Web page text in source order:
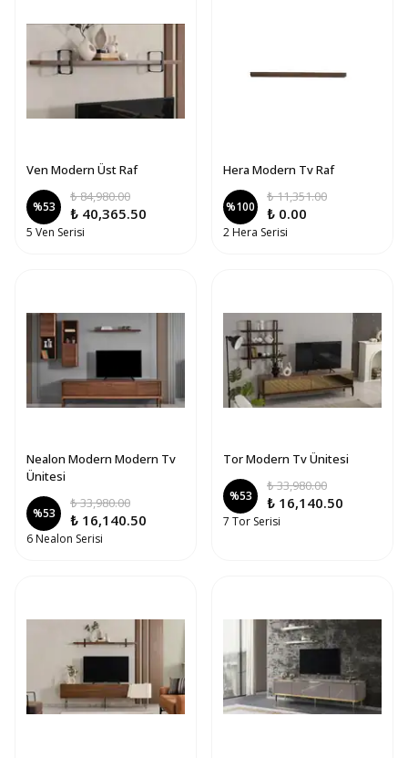
Ven Modern Üst Raf
%53
₺ 84,980.00
₺ 40,365.50
5 Ven Serisi
Hera Modern Tv Raf
%100
₺ 11,351.00
₺ 0.00
2 Hera Serisi
Nealon Modern Modern Tv
Ünitesi
%53
₺ 33,980.00
₺ 16,140.50
6 Nealon Serisi
Tor Modern Tv Ünitesi
%53
₺ 33,980.00
₺ 16,140.50
7 Tor Serisi